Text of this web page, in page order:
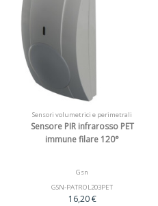
Sensori volumetrici e perimetrali
Sensore PIR infrarosso PET
immune filare 120°
Gsn
GSN-PATROL203PET
16,20 €